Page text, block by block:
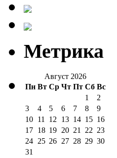
Метрика
Август 2026
Пн Вт Ср Чт Пт Сб Вс
1
2
3
4 5 6 7 8
9
10 11 12 13 14 15 16
17 18 19 20 21 22 23
24 25 26 27 28 29 30
31